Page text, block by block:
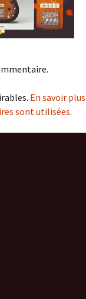
En savoir plus
sont utilisées.